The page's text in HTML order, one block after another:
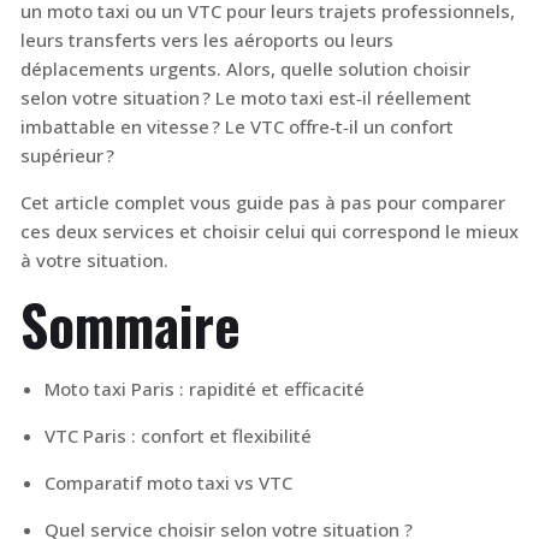
un moto taxi ou un VTC pour leurs trajets professionnels,
leurs transferts vers les aéroports ou leurs
déplacements urgents. Alors, quelle solution choisir
selon votre situation ? Le moto taxi est‑il réellement
imbattable en vitesse ? Le VTC offre‑t‑il un confort
supérieur ?
Cet article complet vous guide pas à pas pour comparer
ces deux services et choisir celui qui correspond le mieux
à votre situation.
Sommaire
Moto taxi Paris : rapidité et efficacité
VTC Paris : confort et flexibilité
Comparatif moto taxi vs VTC
Quel service choisir selon votre situation ?